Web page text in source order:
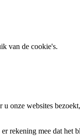
van de cookie's.
onze websites
mee dat het